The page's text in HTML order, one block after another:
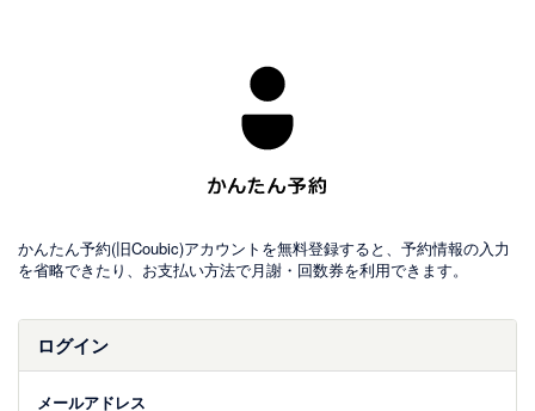
かんたん予約(旧Coubic)アカウントを無料登録すると、予約情報の入力
を省略できたり、お支払い方法で月謝・回数券を利用できます。
ログイン
メールアドレス